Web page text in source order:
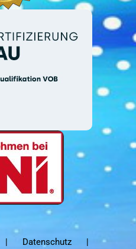
Datenschutz